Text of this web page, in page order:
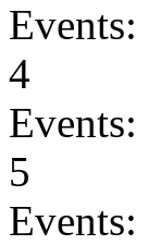
Events:
4
Events:
5
Events: